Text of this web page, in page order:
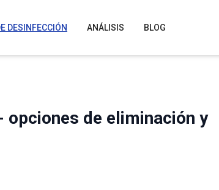
DESINFECCIÓN ANÁLISIS BLOG
opciones de eliminación y